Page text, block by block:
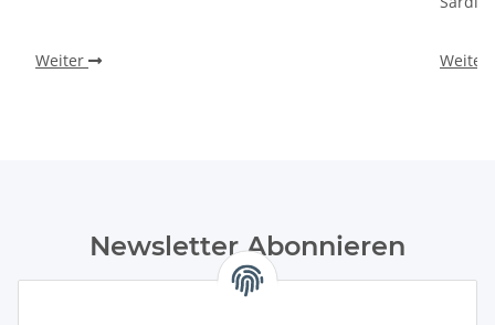
Weiter Weiter
Newsletter Abonnieren
Bitte senden Sie mir entsprechend Ihrer